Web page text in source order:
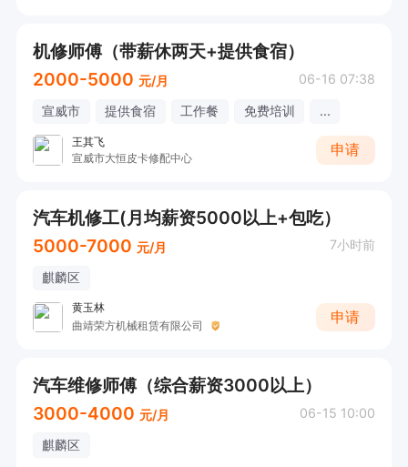
机修师傅（带薪休两天+提供食宿）
2000-5000 元/月 06-16 07:38
宣威市 提供食宿 工作餐 免费培训 ...
王其飞
宣威市大恒皮卡修配中心
申请
汽车机修工(月均薪资5000以上+包吃）
5000-7000 元/月 7小时前
麒麟区
黄玉林
曲靖荣方机械租赁有限公司
申请
汽车维修师傅（综合薪资3000以上）
3000-4000 元/月 06-15 10:00
麒麟区